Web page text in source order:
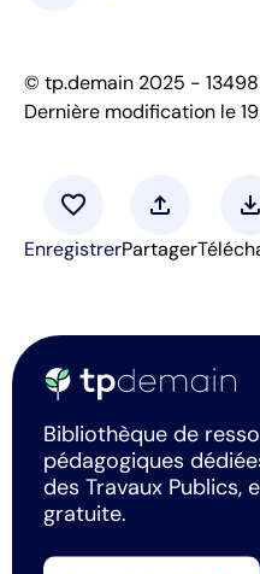
© tp.demain 2025 -
Dernière modification le
favorite
Enregistrer
upload
Partager
download
Bibliothèque de
pédagogiques
des Travaux Publics,
gratuite.